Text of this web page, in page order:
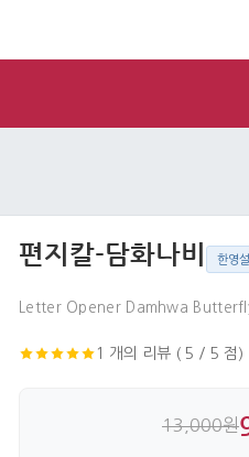
편지칼-담화나비 한영
Letter Opener Damhwa
1 개의 리뷰 ( 5 / 5 점)
13,000원